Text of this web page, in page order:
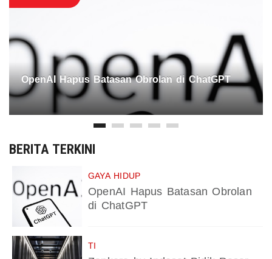
OpenAI Hapus Batasan Obrolan di ChatGPT
BERITA TERKINI
GAYA HIDUP
OpenAI Hapus Batasan Obrolan
di ChatGPT
TI